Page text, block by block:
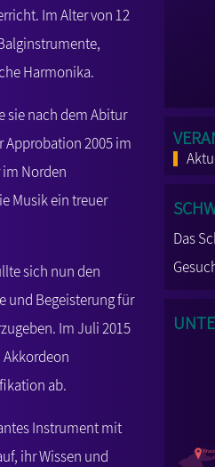
Im Alter von 12
Harmonika.
sie nach dem Abitur
Approbation 2005 im
Norden
Musik ein treuer
sich nun den
und Begeisterung für
Im Juli 2015
ab.
Instrument mit
ihr Wissen und
Das